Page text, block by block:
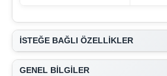
İSTEĞE BAĞLI ÖZELLİKLER
GENEL BİLGİLER